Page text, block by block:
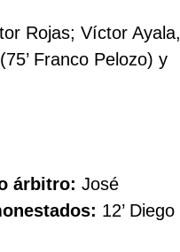
Rojas; Víctor Ayala,
Franco Pelozo) y
árbitro: José
12’ Diego